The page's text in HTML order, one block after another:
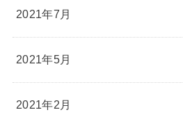
2021年7月
2021年5月
2021年2月